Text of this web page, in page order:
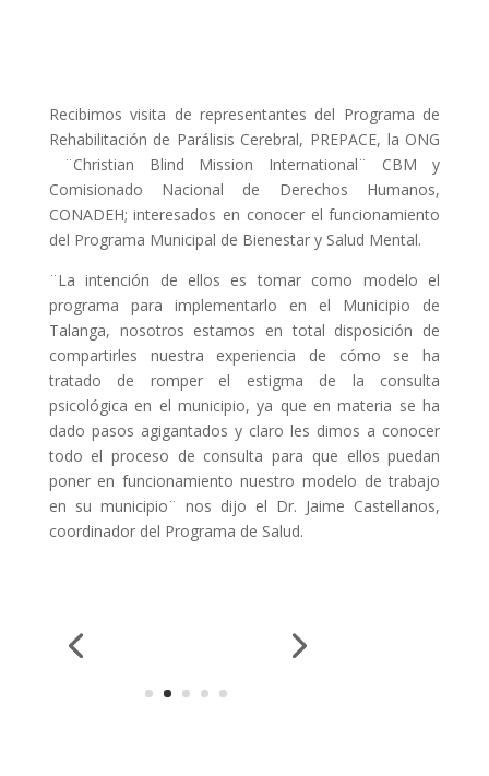
Recibimos visita de representantes del Programa de
Rehabilitación de Parálisis Cerebral, PREPACE, la ONG
¨Christian Blind Mission International¨ CBM y
Comisionado Nacional de Derechos Humanos,
CONADEH; interesados en conocer el funcionamiento
del Programa Municipal de Bienestar y Salud Mental.
¨La intención de ellos es tomar como modelo el
programa para implementarlo en el Municipio de
Talanga, nosotros estamos en total disposición de
compartirles nuestra experiencia de cómo se ha
tratado de romper el estigma de la consulta
psicológica en el municipio, ya que en materia se ha
dado pasos agigantados y claro les dimos a conocer
todo el proceso de consulta para que ellos puedan
poner en funcionamiento nuestro modelo de trabajo
en su municipio¨ nos dijo el Dr. Jaime Castellanos,
coordinador del Programa de Salud.